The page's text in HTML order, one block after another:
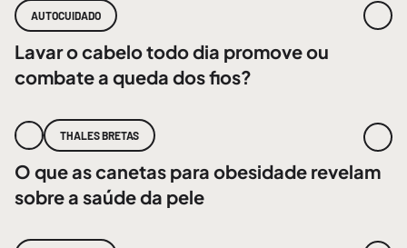
AUTOCUIDADO
Lavar o cabelo todo dia promove ou
combate a queda dos fios?
THALES BRETAS
O que as canetas para obesidade revelam
sobre a saúde da pele